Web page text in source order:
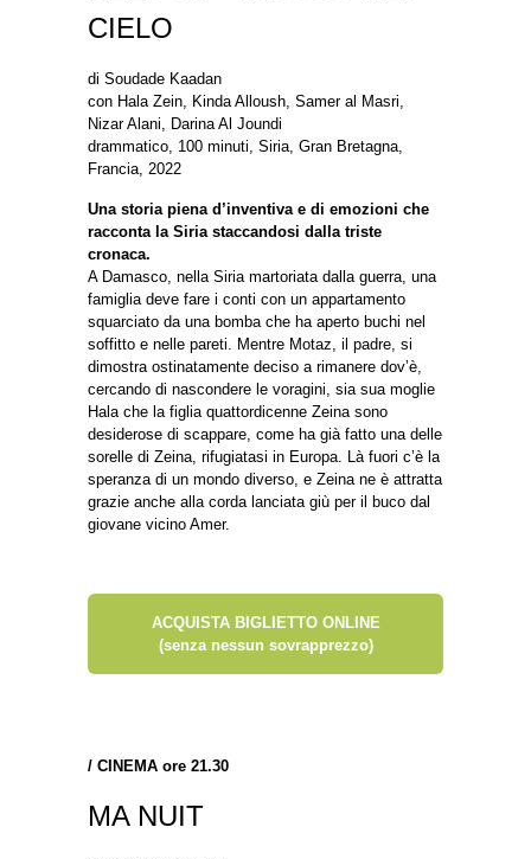
CIELO
di Soudade Kaadan
con Hala Zein, Kinda Alloush, Samer al Masri,
Nizar Alani, Darina Al Joundi
drammatico, 100 minuti, Siria, Gran Bretagna,
Francia, 2022
Una storia piena d’inventiva e di emozioni che
racconta la Siria staccandosi dalla triste
cronaca.
A Damasco, nella Siria martoriata dalla guerra, una
famiglia deve fare i conti con un appartamento
squarciato da una bomba che ha aperto buchi nel
soffitto e nelle pareti. Mentre Motaz, il padre, si
dimostra ostinatamente deciso a rimanere dov’è,
cercando di nascondere le voragini, sia sua moglie
Hala che la figlia quattordicenne Zeina sono
desiderose di scappare, come ha già fatto una delle
sorelle di Zeina, rifugiatasi in Europa. Là fuori c’è la
speranza di un mondo diverso, e Zeina ne è attratta
grazie anche alla corda lanciata giù per il buco dal
giovane vicino Amer.
ACQUISTA BIGLIETTO ONLINE
(senza nessun sovrapprezzo)
/ CINEMA ore 21.30
MA NUIT